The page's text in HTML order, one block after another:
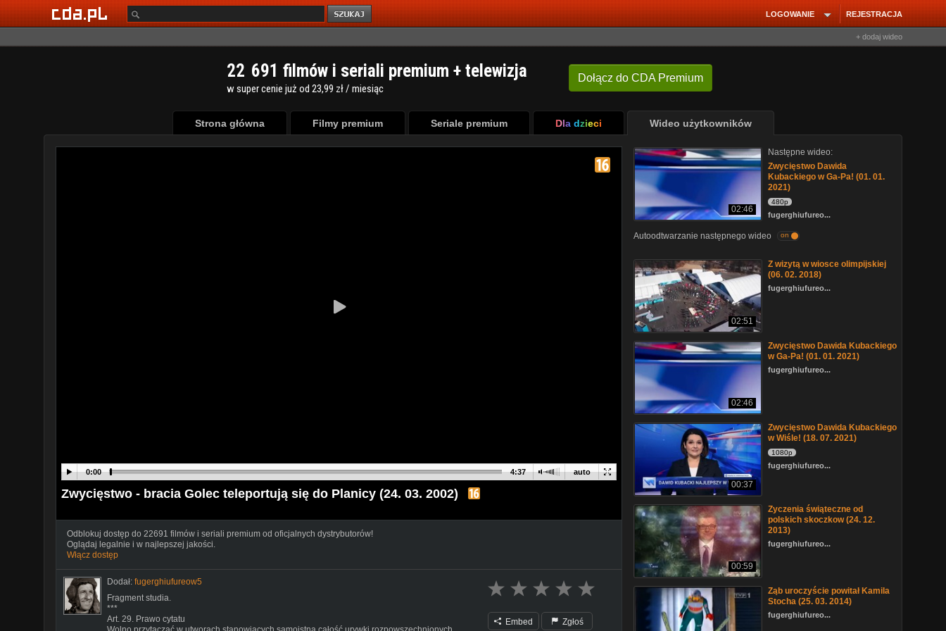
REJESTRACJA
LOGOWANIE
+ dodaj wideo
Dołącz do CDA Premium
22 691 filmów i seriali premium + telewizja
w super cenie już od 23,99 zł / miesiąc
Strona główna Filmy premium Seriale premium Dla dzieci Wideo użytkowników
auto
0:00 4:37
Zwycięstwo - bracia Golec teleportują się do Planicy (24. 03. 2002)
Odblokuj dostęp do 22691 filmów i seriali premium od oficjalnych dystrybutorów!
Oglądaj legalnie i w najlepszej jakości.
Włącz dostęp
Dodał: fugerghiufureow5
Fragment studia.
***
Art. 29. Prawo cytatu
Embed Zgłoś
02:46
Następne wideo:
Zwycięstwo Dawida
Kubackiego w Ga-Pa! (01. 01.
2021)
480p
fugerghiufureo...
Autoodtwarzanie następnego wideo on
02:51
Z wizytą w wiosce olimpijskiej
(06. 02. 2018)
fugerghiufureo...
02:46
Zwycięstwo Dawida Kubackiego
w Ga-Pa! (01. 01. 2021)
fugerghiufureo...
00:37
Zwycięstwo Dawida Kubackiego
w Wiśle! (18. 07. 2021)
1080p
fugerghiufureo...
00:59
Zyczenia świąteczne od
polskich skoczkow (24. 12.
2013)
fugerghiufureo...
Ząb uroczyście powitał Kamila
Stocha (25. 03. 2014)
fugerghiufureo...